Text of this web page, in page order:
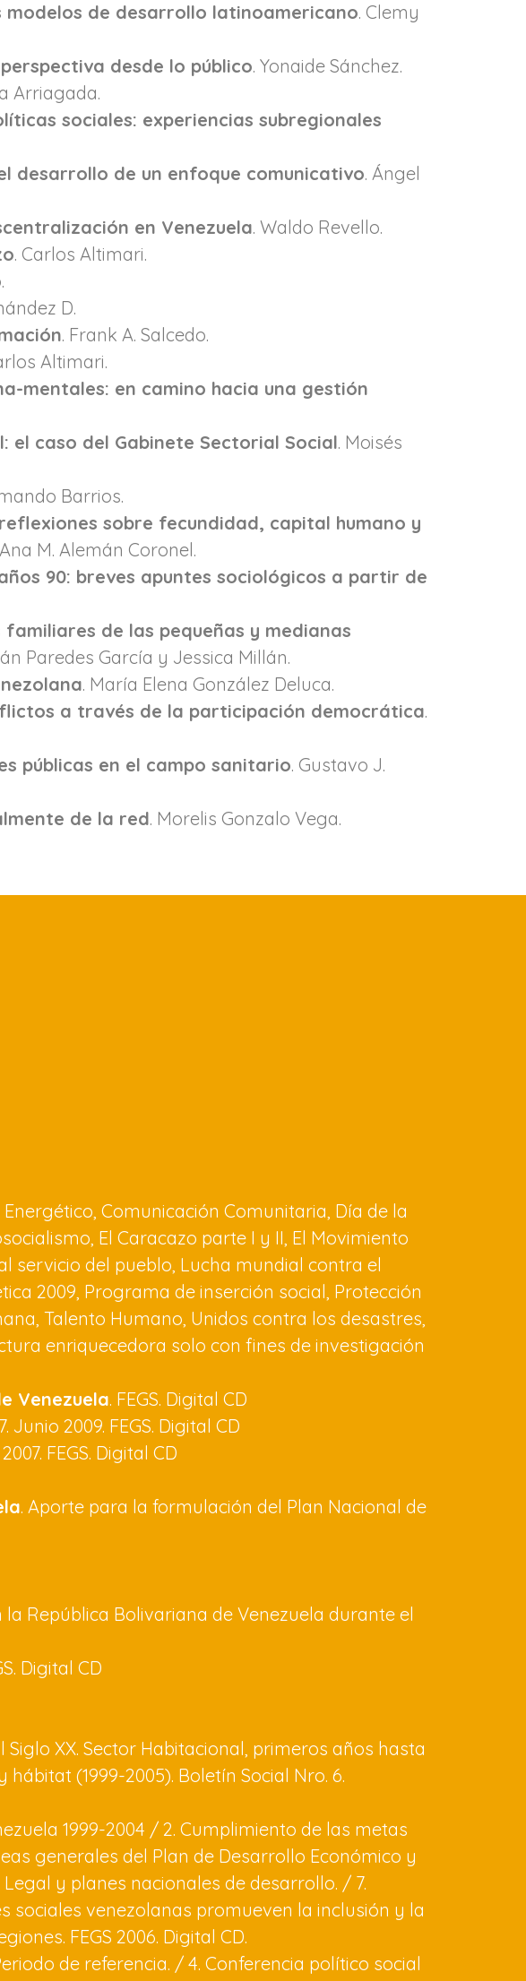
de desarrollo latinoamericano. Clemy
desde lo público. Yonaide Sánchez.
Arriagada.
sociales: experiencias subregionales
desarrollo de un enfoque comunicativo. Ángel
en Venezuela. Waldo Revello.
. Carlos Altimari.
D.
. Frank A. Salcedo.
Altimari.
mentales: en camino hacia una gestión
caso del Gabinete Sectorial Social. Moisés
Barrios.
sobre fecundidad, capital humano y
M. Alemán Coronel.
90: breves apuntes sociológicos a partir de
de las pequeñas y medianas
Paredes García y Jessica Millán.
. María Elena González Deluca.
a través de la participación democrática.
públicas en el campo sanitario. Gustavo J.
de la red. Morelis Gonzalo Vega.
Energético, Comunicación Comunitaria, Día de la
El Caracazo parte I y II, El Movimiento
servicio del pueblo, Lucha mundial contra el
2009, Programa de inserción social, Protección
Talento Humano, Unidos contra los desastres,
enriquecedora solo con fines de investigación
Venezuela. FEGS. Digital CD
2009. FEGS. Digital CD
FEGS. Digital CD
. Aporte para la formulación del Plan Nacional de
la República Bolivariana de Venezuela durante el
Digital CD
Siglo XX. Sector Habitacional, primeros años hasta
(1999-2005). Boletín Social Nro. 6.
1999-2004 / 2. Cumplimiento de las metas
generales del Plan de Desarrollo Económico y
y planes nacionales de desarrollo. / 7.
sociales venezolanas promueven la inclusión y la
FEGS 2006. Digital CD.
de referencia. / 4. Conferencia político social